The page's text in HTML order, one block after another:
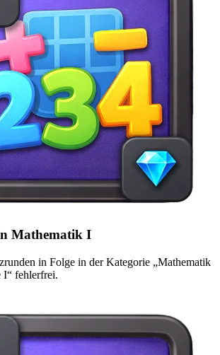
Mathematik I
in Folge in der Kategorie „Mathematik
I“ fehlerfrei.